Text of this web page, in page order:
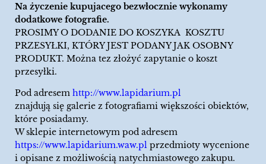
Na życzenie kupujacego bezwłocznie wykonamy
dodatkowe fotografie.
PROSIMY O DODANIE DO KOSZYKA KOSZTU
PRZESYŁKI, KTÓRY JEST PODANY JAK OSOBNY
PRODUKT. Można tez złożyć zapytanie o koszt
przesyłki.
Pod adresem http://www.lapidarium.pl
znajdują się galerie z fotografiami większości obiektów,
które posiadamy.
W sklepie internetowym pod adresem
https://www.lapidarium.waw.pl przedmioty wycenione
i opisane z możliwością natychmiastowego zakupu.